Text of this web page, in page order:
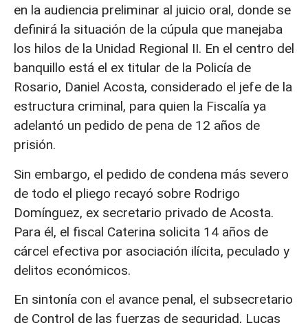
en la audiencia preliminar al juicio oral, donde se
definirá la situación de la cúpula que manejaba
los hilos de la Unidad Regional II. En el centro del
banquillo está el ex titular de la Policía de
Rosario, Daniel Acosta, considerado el jefe de la
estructura criminal, para quien la Fiscalía ya
adelantó un pedido de pena de 12 años de
prisión.
Sin embargo, el pedido de condena más severo
de todo el pliego recayó sobre Rodrigo
Domínguez, ex secretario privado de Acosta.
Para él, el fiscal Caterina solicita 14 años de
cárcel efectiva por asociación ilícita, peculado y
delitos económicos.
En sintonía con el avance penal, el subsecretario
de Control de las fuerzas de seguridad, Lucas